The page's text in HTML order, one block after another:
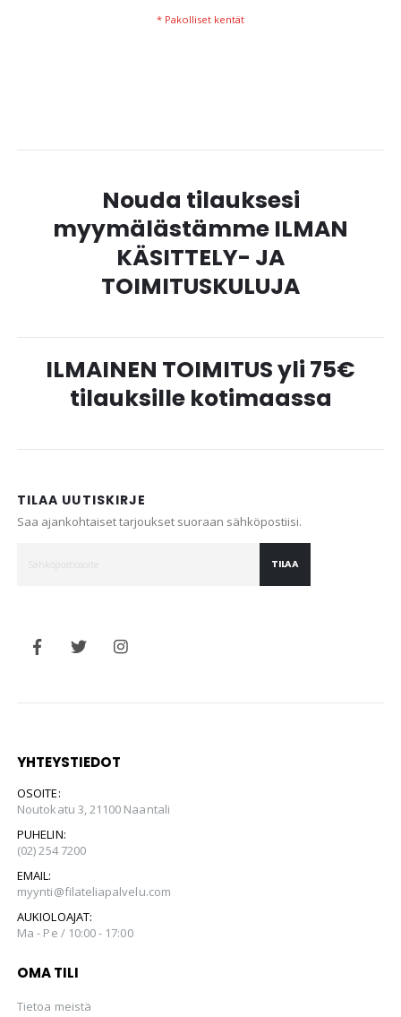
Nouda tilauksesi
myymälästämme ILMAN
KÄSITTELY- JA
TOIMITUSKULUJA
ILMAINEN TOIMITUS yli 75€
tilauksille kotimaassa
TILAA UUTISKIRJE
Saa ajankohtaiset tarjoukset suoraan sähköpostiisi.
TILAA
YHTEYSTIEDOT
OSOITE:
Noutokatu 3, 21100 Naantali
PUHELIN:
(02) 254 7200
EMAIL:
myynti@filateliapalvelu.com
AUKIOLOAJAT:
Ma - Pe / 10:00 - 17:00
OMA TILI
Tietoa meistä